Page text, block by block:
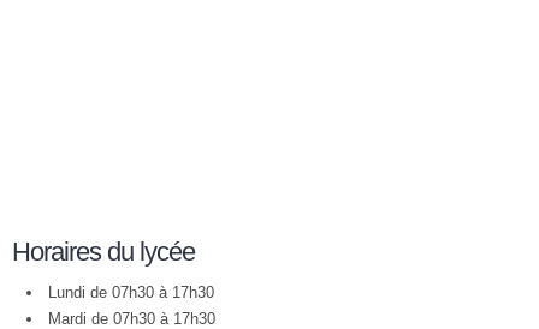
Horaires du lycée
Lundi de 07h30 à 17h30
Mardi de 07h30 à 17h30